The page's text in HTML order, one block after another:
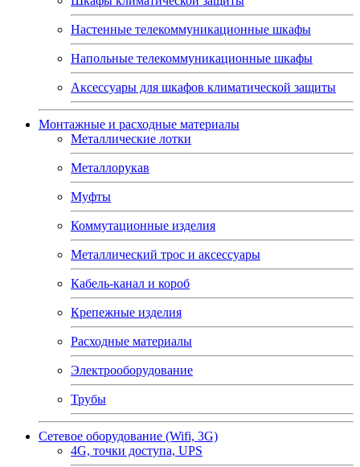
Настенные телекоммуникационные шкафы
Напольные телекоммуникационные шкафы
Аксессуары для шкафов климатической защиты
Монтажные и расходные материалы
Металлические лотки
Металлорукав
Муфты
Коммутационные изделия
Металлический трос и аксессуары
Кабель-канал и короб
Крепежные изделия
Расходные материалы
Электрооборудование
Трубы
Сетевое оборудование (Wifi, 3G)
4G, точки доступа, UPS